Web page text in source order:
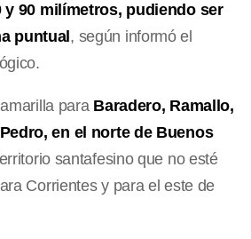
y 90 milímetros, pudiendo ser
puntual , según informó el
para Baradero, Ramallo,
en el norte de Buenos
santafesino que no esté
Corrientes y para el este de